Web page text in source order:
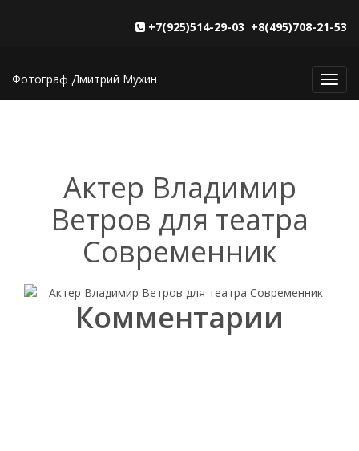
+7(925)514-29-03 +8(495)708-21-53
Фотограф Дмитрий Мухин
Актер Владимир
Ветров для театра
Современник
Комментарии